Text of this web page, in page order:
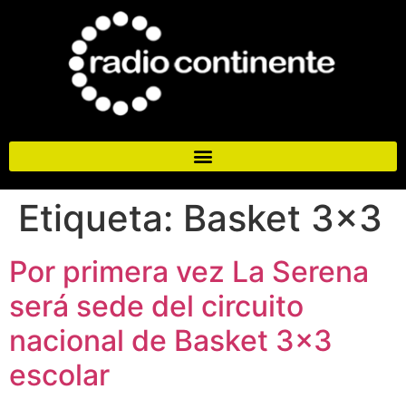
Etiqueta: Basket 3×3
Por primera vez La Serena
será sede del circuito
nacional de Basket 3×3
escolar